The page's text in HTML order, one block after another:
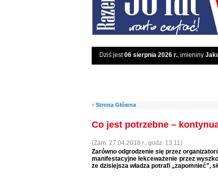
Dziś jest06 sierpnia 2026 r., imieniny
- Strona Główna
Co jest potrzebne –
(Zam: 27.04.2018 r., godz. 13.11)
Zarówno odgrodzenie się przez
manifestacyjne lekceważenie przez
że dzisiejsza władza potrafi „zapomnieć”,